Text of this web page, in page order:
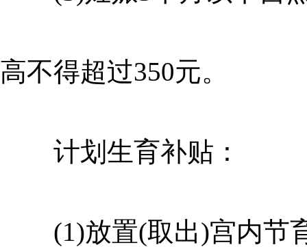
高不得超过350元。
计划生育补贴：
(1)放置(取出)宫内节育